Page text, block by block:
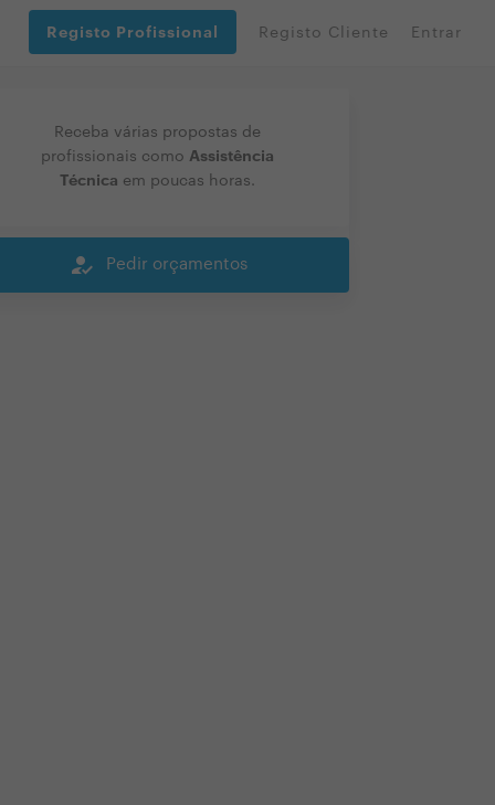
Registo Profissional Registo Cliente Entrar
Receba várias propostas de
profissionais como Assistência
Técnica em poucas horas.
how_to_reg Pedir orçamentos